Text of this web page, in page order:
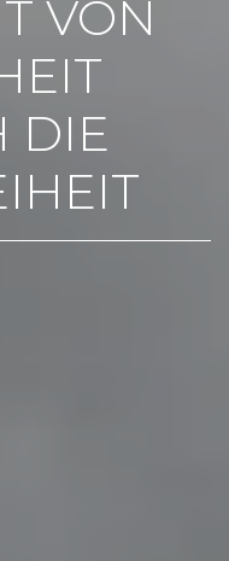
VON
DIE